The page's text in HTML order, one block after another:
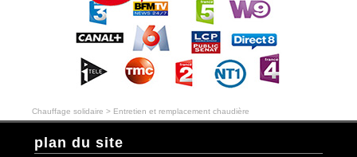
Chauffage solidaire > Entretien et remplacement chaudière
plan du site